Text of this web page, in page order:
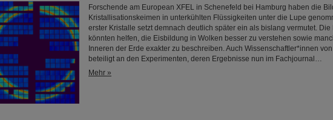
Forschende am European XFEL in Schenefeld bei Hamburg haben die
Kristallisationskeimen in unterkühlten Flüssigkeiten unter die Lupe
erster Kristalle setzt demnach deutlich später ein als bislang vermutet. Die
könnten helfen, die Eisbildung in Wolken besser zu verstehen sowie
Inneren der Erde exakter zu beschreiben. Auch Wissenschaftler*innen
beteiligt an den Experimenten, deren Ergebnisse nun im Fachjournal…
Mehr »